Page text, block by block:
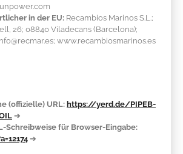
in der EU: Recambios Marinos S.L.;
26; 08840 Viladecans (Barcelona);
www.recambiosmarinos.es
(offizielle) URL: https://yerd.de/PIPEB-
➔
Schreibweise für Browser-Eingabe:
➔